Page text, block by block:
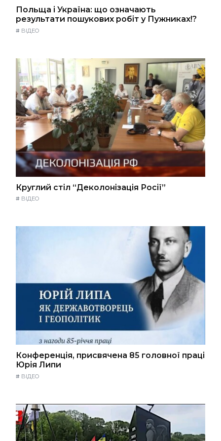
Польща і Україна: що означають
результати пошукових робіт у Пужниках!?
# ВІДЕО
Круглий стіл “Деколонізація Росії”
# ВІДЕО
Конференція, присвячена 85 головної праці
Юрія Липи
# ВІДЕО